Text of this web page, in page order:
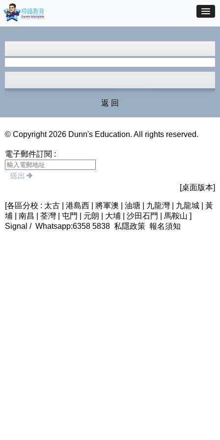
返 回
© Copyright 2026 Dunn's Education. All rights reserved.
電子郵件訂閱 :
[桌面版本]
[各區分校 : 太古 | 港島西 | 將軍澳 | 油塘 | 九龍灣 | 九龍城 | 黃
埔 | 南昌 | 荃灣 | 屯門 | 元朗 | 大埔 | 沙田石門 | 馬鞍山 ]
Signal / Whatsapp:6358 5838 私隱政策 報名須知